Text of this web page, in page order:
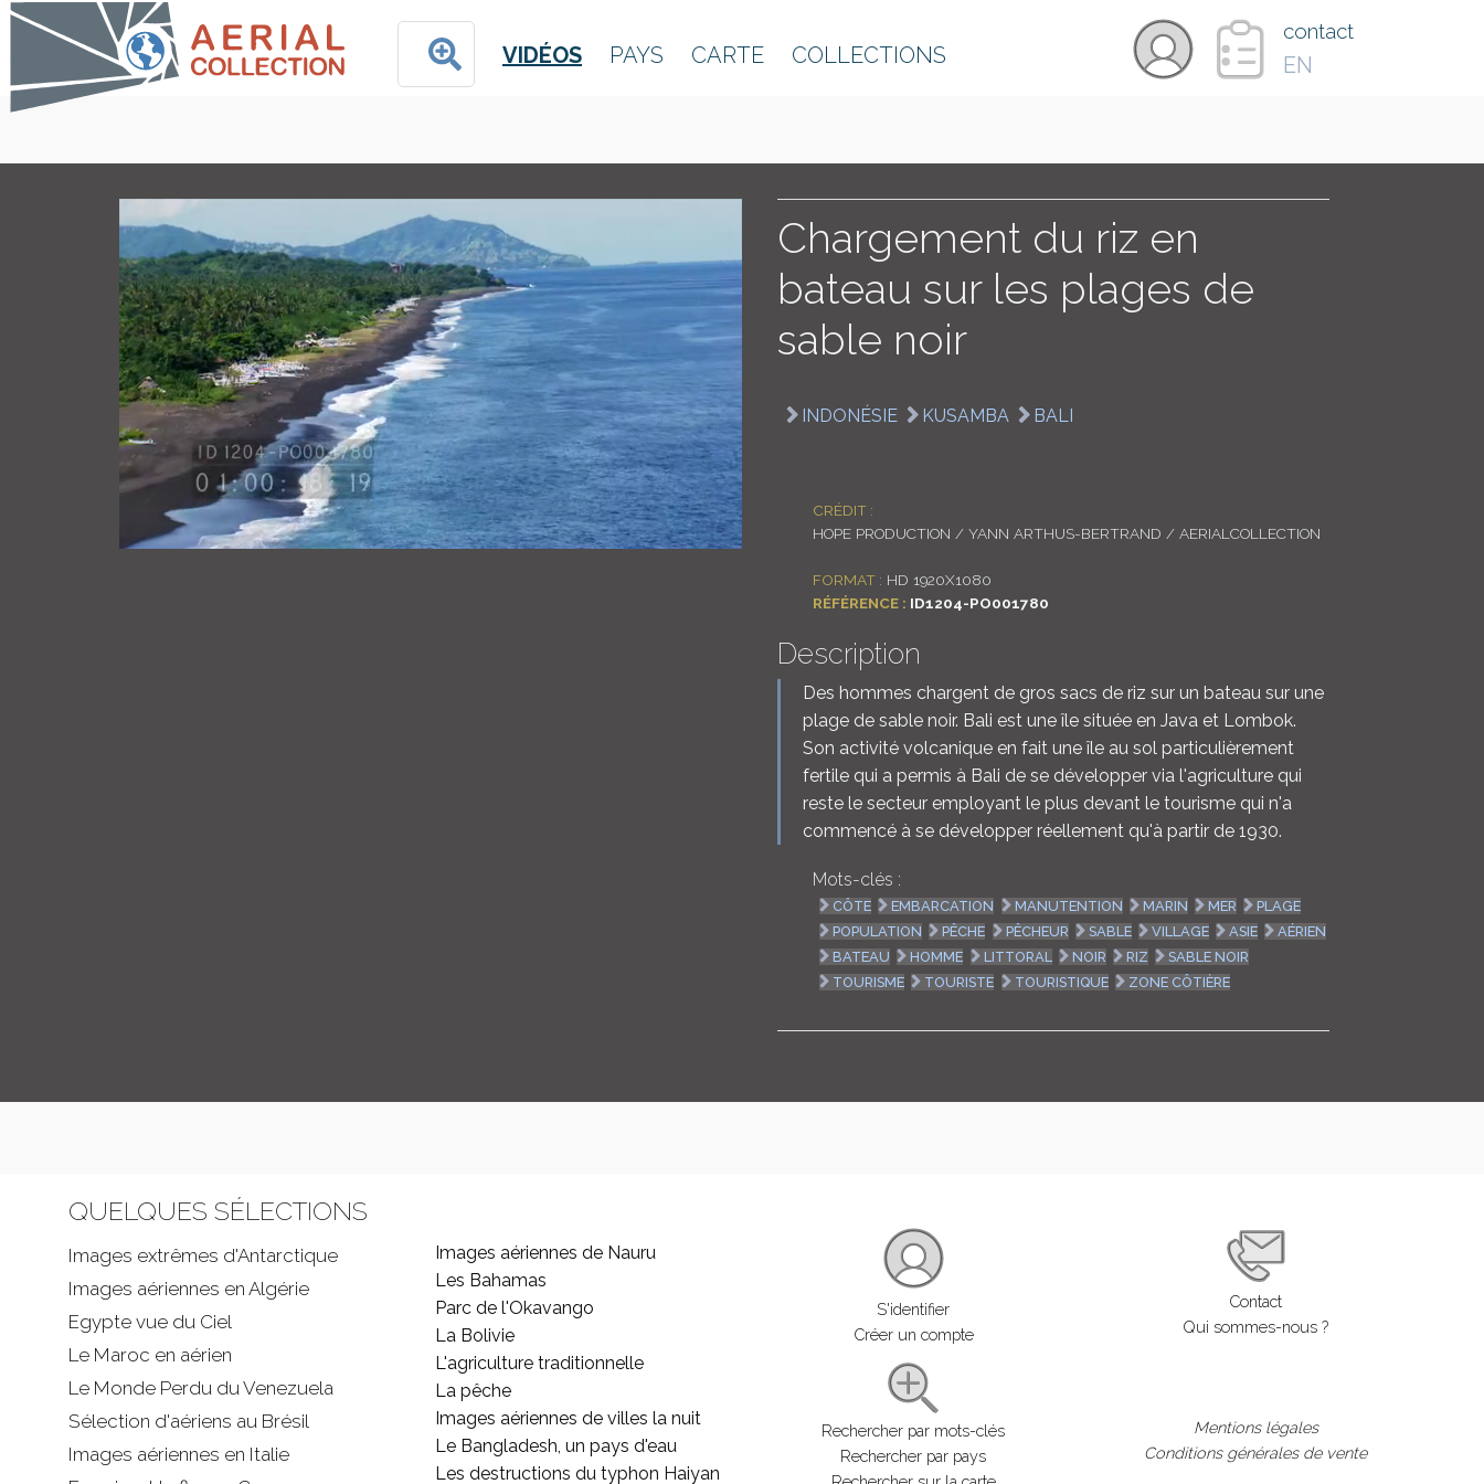
VIDÉOS PAYS CARTE COLLECTIONS
contact
EN
Chargement du riz en
bateau sur les plages de
sable noir
INDONÉSIE KUSAMBA BALI
CRÉDIT :
HOPE PRODUCTION / YANN ARTHUS-BERTRAND / AERIALCOLLECTION
FORMAT : HD 1920X1080
RÉFÉRENCE : ID1204-PO001780
Description
Des hommes chargent de gros sacs de riz sur un bateau sur une
plage de sable noir. Bali est une île située en Java et Lombok.
Son activité volcanique en fait une île au sol particulièrement
fertile qui a permis à Bali de se développer via l'agriculture qui
reste le secteur employant le plus devant le tourisme qui n'a
commencé à se développer réellement qu'à partir de 1930.
Mots-clés :
CÔTE EMBARCATION MANUTENTION MARIN MER
PLAGE
POPULATION
PÊCHE PÊCHEUR SABLE VILLAGE ASIE
AÉRIEN
BATEAU
HOMME LITTORAL NOIR RIZ
SABLE NOIR
TOURISME
TOURISTE TOURISTIQUE ZONE CÔTIÈRE
QUELQUES SÉLECTIONS
Images extrêmes d'Antarctique
Images aériennes en Algérie
Egypte vue du Ciel
Le Maroc en aérien
Le Monde Perdu du Venezuela
Sélection d'aériens au Brésil
Images aériennes en Italie
Images aériennes de Nauru
Les Bahamas
Parc de l'Okavango
La Bolivie
L'agriculture traditionnelle
La pêche
Images aériennes de villes la nuit
Le Bangladesh, un pays d'eau
Les destructions du typhon Haiyan
S'identifier
Créer un compte
Rechercher par mots-clés
Rechercher par pays
Contact
Qui sommes-nous ?
Mentions légales
Conditions générales de vente